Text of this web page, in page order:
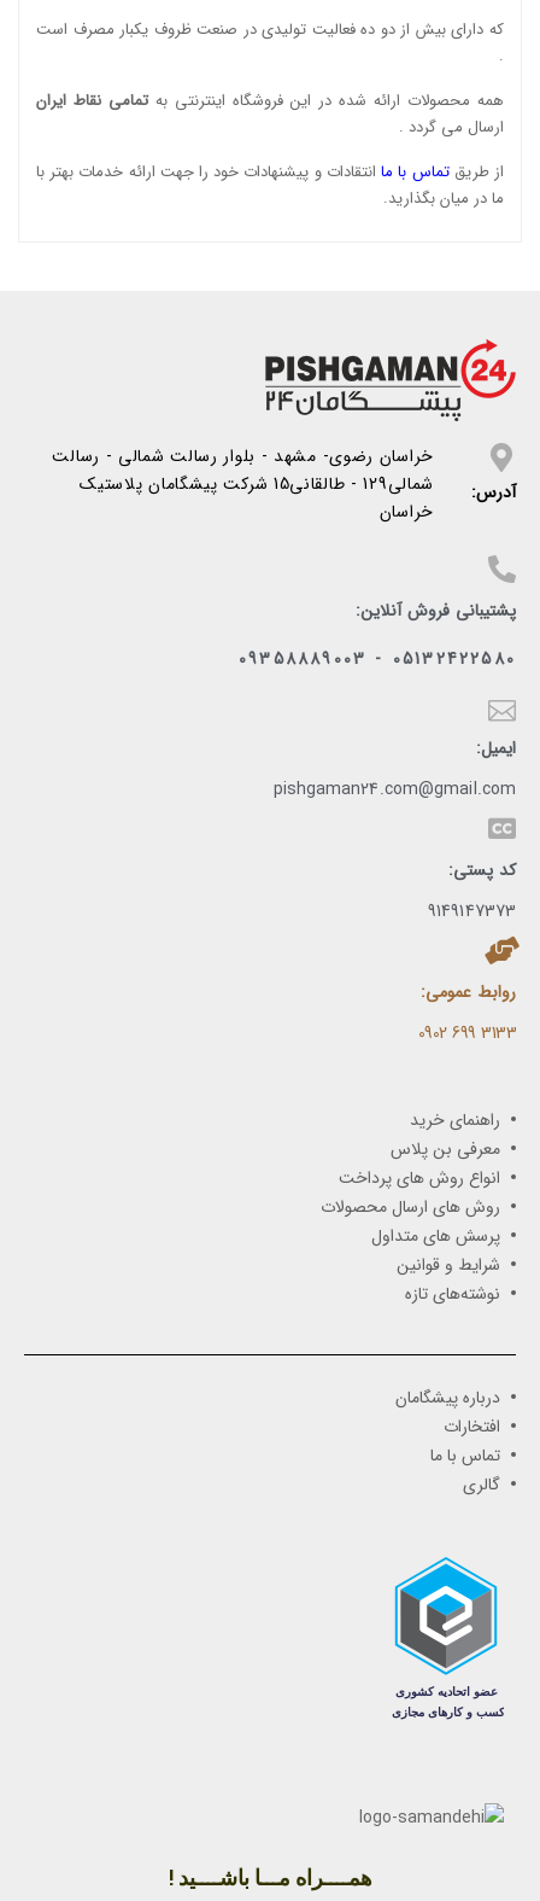
که دارای بیش از دو ده فعالیت تولیدی در صنعت ظروف یکبار مصرف است
.
همه محصولات ارائه شده در این فروشگاه اینترنتی بهتمامی نقاط ایران
ارسال می گردد .
از طریقتماس با ما انتقادات و پیشنهادات خود را جهت ارائه خدمات بهتر با
ما در میان بگذارید.
آدرس:
خراسان رضوی- مشهد - بلوار رسالت شمالی - رسالت
شمالی129 - طالقانی15 شرکت پیشگامان پلاستیک
خراسان
پشتیبانی فروش آنلاین:
05132422580 - 09358889003
ایمیل:
pishgaman24.com@gmail.com
کد پستی:
9149147373
روابط عمومی:
3133 699 0902​
راهنمای خرید
معرفی بن پلاس
انواع روش های پرداخت
روش های ارسال محصولات
پرسش های متداول
شرایط و قوانین
نوشته‌های تازه
درباره پیشگامان
افتخارات
تماس با ما
گالری
همــــراه مـــا باشــــید !